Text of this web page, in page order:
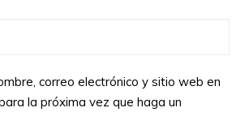
correo electrónico y sitio web en
la próxima vez que haga un